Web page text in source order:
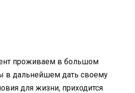
проживаем в большом
в дальнейшем дать своему
для жизни, приходится